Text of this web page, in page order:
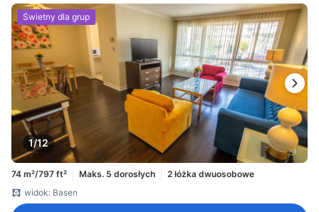
1/12
Świetny dla grup
74 m²/797 ft² Maks. 5 dorosłych
2 łóżka dwuosobowe
widok: Basen